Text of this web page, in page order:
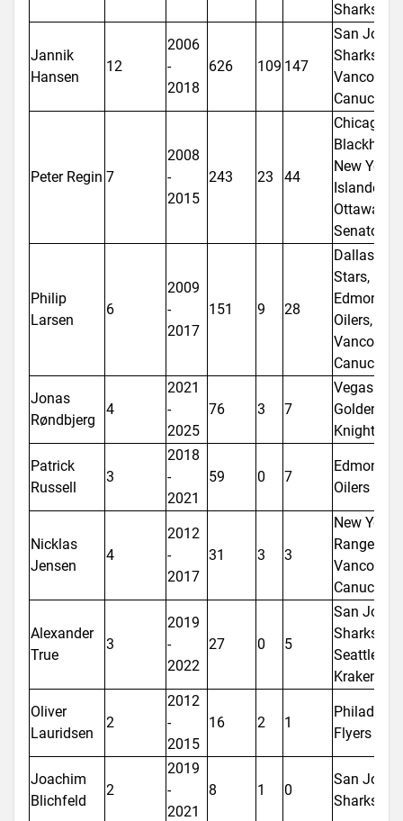
Sharks
Jannik
Hansen
12
2006
-
2018
626 109 147
San Jose
Sharks,
Vancouver
Canucks
Peter Regin 7
2008
-
2015
243 23 44
Chicago
New York
Islanders,
Ottawa
Senators
Philip
Larsen
6
2009
-
2017
151 9 28
Dallas
Stars,
Edmonton
Oilers,
Vancouver
Canucks
Jonas
Røndbjerg
4
2021
-
2025
76 3 7
Vegas
Golden
Knights
Patrick
Russell
3
2018
-
2021
59 0 7
Edmonton
Oilers
Nicklas
Jensen
4
2012
-
2017
31 3 3
New York
Rangers,
Vancouver
Canucks
Alexander
True
3
2019
-
2022
27 0 5
San Jose
Sharks,
Seattle
Kraken
Oliver
Lauridsen
2
2012
-
2015
16 2 1
Flyers
Joachim
Blichfeld
2
2019
-
2021
8 1 0
San Jose
Sharks